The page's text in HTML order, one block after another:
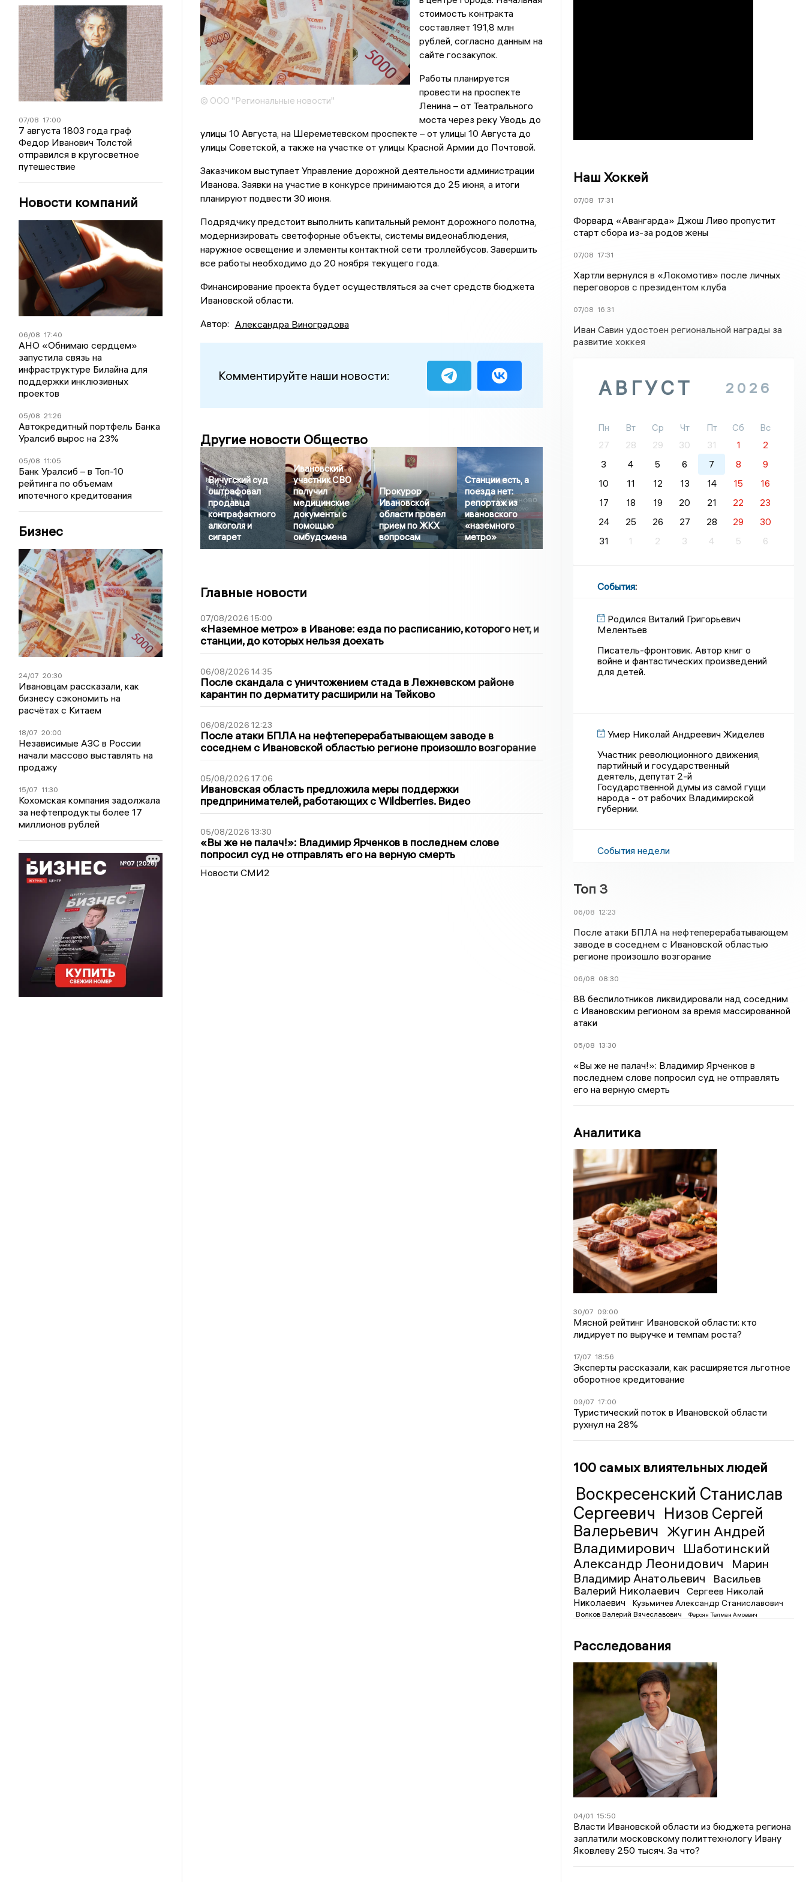
07/08 17:00
7 августа 1803 года граф
Федор Иванович Толстой
отправился в кругосветное
путешествие
Новости компаний
06/08 17:40
АНО «Обнимаю сердцем»
запустила связь на
инфраструктуре Билайна для
поддержки инклюзивных
проектов
05/08 21:26
Автокредитный портфель Банка
Уралсиб вырос на 23%
05/08 11:05
Банк Уралсиб – в Топ-10
рейтинга по объемам
ипотечного кредитования
Бизнес
24/07 20:30
Ивановцам рассказали, как
бизнесу сэкономить на
расчётах с Китаем
18/07 20:00
Независимые АЗС в России
начали массово выставлять на
продажу
15/07 11:30
Кохомская компания задолжала
за нефтепродукты более 17
миллионов рублей
© ООО "Региональные новости"
стоимость контракта
составляет 191,8 млн
рублей, согласно данным на
сайте госзакупок.
Работы планируется
провести на проспекте
Ленина – от Театрального
моста через реку Уводь до
улицы 10 Августа, на Шереметевском проспекте – от улицы 10 Августа до
улицы Советской, а также на участке от улицы Красной Армии до Почтовой.
Заказчиком выступает Управление дорожной деятельности администрации
Иванова. Заявки на участие в конкурсе принимаются до 25 июня, а итоги
планируют подвести 30 июня.
Подрядчику предстоит выполнить капитальный ремонт дорожного полотна,
модернизировать светофорные объекты, системы видеонаблюдения,
наружное освещение и элементы контактной сети троллейбусов. Завершить
все работы необходимо до 20 ноября текущего года.
Финансирование проекта будет осуществляться за счет средств бюджета
Ивановской области.
Автор: Александра Виноградова
Комментируйте наши новости:
Другие новости Общество
Вичугский суд
оштрафовал
продавца
контрафактного
алкоголя и
сигарет
Ивановский
участник СВО
получил
медицинские
документы с
помощью
омбудсмена
Прокурор
Ивановской
области провел
прием по ЖКХ
вопросам
Станции есть, а
поезда нет:
репортаж из
ивановского
«наземного
метро»
Главные новости
07/08/2026 15:00
«Наземное метро» в Иванове: езда по расписанию, которого нет, и
станции, до которых нельзя доехать
06/08/2026 14:35
После скандала с уничтожением стада в Лежневском районе
карантин по дерматиту расширили на Тейково
06/08/2026 12:23
После атаки БПЛА на нефтеперерабатывающем заводе в
соседнем с Ивановской областью регионе произошло возгорание
05/08/2026 17:06
Ивановская область предложила меры поддержки
предпринимателей, работающих с Wildberries. Видео
05/08/2026 13:30
«Вы же не палач!»: Владимир Ярченков в последнем слове
попросил суд не отправлять его на верную смерть
Новости СМИ2
Наш Хоккей
07/08 17:31
Форвард «Авангарда» Джош Ливо пропустит
старт сбора из-за родов жены
07/08 17:31
Хартли вернулся в «Локомотив» после личных
переговоров с президентом клуба
07/08 16:31
Иван Савин удостоен региональной награды за
развитие хоккея
АВГУСТ 2026
Пн Вт Ср Чт Пт Сб
Вс
27
28 29 30 31 1
2
3
4 5 6 7 8
9
10
11 12 13 14 15
16
17
18 19 20 21 22
23
24
25 26 27 28 29
30
31
1 2 3 4 5 6
События:
Родился Виталий Григорьевич
Мелентьев
Писатель-фронтовик. Автор книг о
войне и фантастических произведений
для детей.
Умер Николай Андреевич Жиделев
Участник революционного движения,
партийный и государственный
деятель, депутат 2-й
Государственной думы из самой гущи
народа - от рабочих Владимирской
губернии.
События недели
Топ 3
06/08 12:23
После атаки БПЛА на нефтеперерабатывающем
заводе в соседнем с Ивановской областью
регионе произошло возгорание
06/08 08:30
88 беспилотников ликвидировали над соседним
с Ивановским регионом за время массированной
атаки
05/08 13:30
«Вы же не палач!»: Владимир Ярченков в
последнем слове попросил суд не отправлять
его на верную смерть
Аналитика
30/07 09:00
Мясной рейтинг Ивановской области: кто
лидирует по выручке и темпам роста?
17/07 18:56
Эксперты рассказали, как расширяется льготное
оборотное кредитование
09/07 17:00
Туристический поток в Ивановской области
рухнул на 28%
100 самых влиятельных людей
Воскресенский Станислав
Сергеевич Низов Сергей
Валерьевич Жугин Андрей
Владимирович
Шаботинский
Александр Леонидович
Марин
Владимир Анатольевич
Васильев
Валерий Николаевич
Сергеев Николай
Николаевич
Кузьмичев Александр Станиславович
Волков Валерий Вячеславович Фероян Телман Амоевич
Расследования
04/01 15:50
Власти Ивановской области из бюджета региона
заплатили московскому политтехнологу Ивану
Яковлеву 250 тысяч. За что?